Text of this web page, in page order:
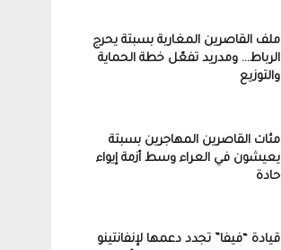
ملف القاصرين المغاربة بسبتة يحرج
الرباط… ومدريد تفعّل خطة الحماية
والتوزيع
مئات القاصرين المهاجرين بسبتة
يعيشون في العراء وسط أزمة إيواء
حادة
قيادة “فيفا” تجدد دعمها لإنفانتينو